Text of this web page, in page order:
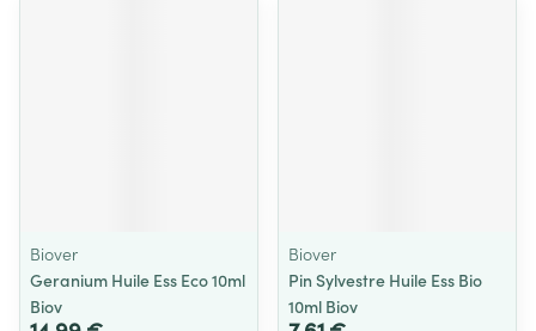
Biover
Geranium Huile Ess Eco 10ml
Biov
Biover
Pin Sylvestre Huile Ess Bio
10ml Biov